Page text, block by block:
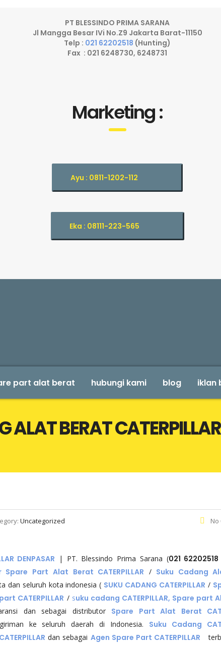
PT BLESSINDO PRIMA SARANA
Jl Mangga Besar IVi No.Z9 Jakarta Barat-11150
Telp : 021 62202518 (Hunting)
Fax : 021 6248730, 6248731
Marketing :
Ayu : 0811-1202-112
Eka : 08111-223-565
part alat berat hubungi kami blog iklan
ALAT BERAT
Uncategorized No
DENPASAR | PT. Blessindo Prima Sarana (021 62202518
Part Alat Berat CATERPILLAR / Suku Cadang
dan seluruh kota indonesia ( SUKU CADANG CATERPILLAR /
CATERPILLAR / suku cadang CATERPILLAR, Spare part
dan sebagai distributor Spare Part Alat Berat
ke seluruh daerah di Indonesia. Suku Cadang
dan sebagai Agen Spare Part CATERPILLAR